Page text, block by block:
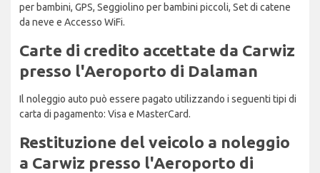
per bambini, GPS, Seggiolino per bambini piccoli, Set di catene
da neve e Accesso WiFi.
Carte di credito accettate da Carwiz
presso l'Aeroporto di Dalaman
Il noleggio auto può essere pagato utilizzando i seguenti tipi di
carta di pagamento: Visa e MasterCard.
Restituzione del veicolo a noleggio
a Carwiz presso l'Aeroporto di